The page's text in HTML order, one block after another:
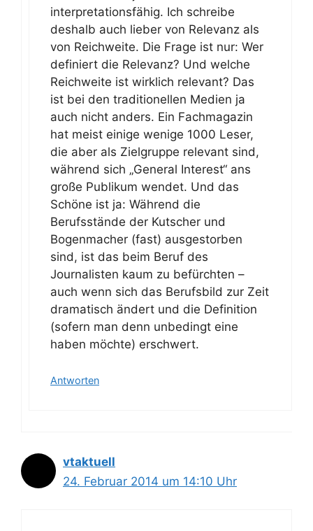
interpretationsfähig. Ich schreibe
deshalb auch lieber von Relevanz als
von Reichweite. Die Frage ist nur: Wer
definiert die Relevanz? Und welche
Reichweite ist wirklich relevant? Das
ist bei den traditionellen Medien ja
auch nicht anders. Ein Fachmagazin
hat meist einige wenige 1000 Leser,
die aber als Zielgruppe relevant sind,
während sich „General Interest“ ans
große Publikum wendet. Und das
Schöne ist ja: Während die
Berufsstände der Kutscher und
Bogenmacher (fast) ausgestorben
sind, ist das beim Beruf des
Journalisten kaum zu befürchten –
auch wenn sich das Berufsbild zur Zeit
dramatisch ändert und die Definition
(sofern man denn unbedingt eine
haben möchte) erschwert.
Antworten
vtaktuell
24. Februar 2014 um 14:10 Uhr